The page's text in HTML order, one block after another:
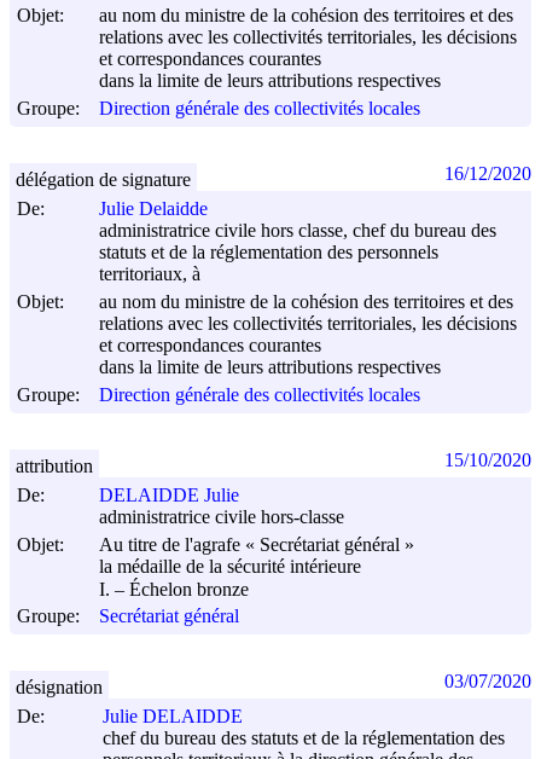
Objet:
au nom du ministre de la cohésion des territoires et des
relations avec les collectivités territoriales, les décisions
et correspondances courantes
dans la limite de leurs attributions respectives
Groupe:
Direction générale des collectivités locales
De:
Julie Delaidde
administratrice civile hors classe, chef du bureau des
statuts et de la réglementation des personnels
territoriaux, à
Objet:
au nom du ministre de la cohésion des territoires et des
relations avec les collectivités territoriales, les décisions
et correspondances courantes
dans la limite de leurs attributions respectives
Groupe:
Direction générale des collectivités locales
délégation de signature 16/12/2020
De:
DELAIDDE Julie
administratrice civile hors-classe
Objet:
Au titre de l'agrafe « Secrétariat général »
la médaille de la sécurité intérieure
I. – Échelon bronze
Groupe:
Secrétariat général
attribution 15/10/2020
De:
Julie DELAIDDE
chef du bureau des statuts et de la réglementation des
désignation 03/07/2020